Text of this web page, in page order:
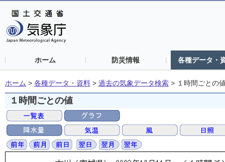
ホーム 防災情報 各種データ・
ホーム > 各種データ・資料 > 過去の気象データ検索 > １時間ごとの
１時間ごとの値